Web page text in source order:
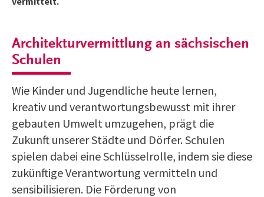
Architekturvermittlung an sächsischen
Schulen
Wie Kinder und Jugendliche heute lernen,
kreativ und verantwortungsbewusst mit ihrer
gebauten Umwelt umzugehen, prägt die
Zukunft unserer Städte und Dörfer. Schulen
spielen dabei eine Schlüsselrolle, indem sie diese
zukünftige Verantwortung vermitteln und
sensibilisieren. Die Förderung von